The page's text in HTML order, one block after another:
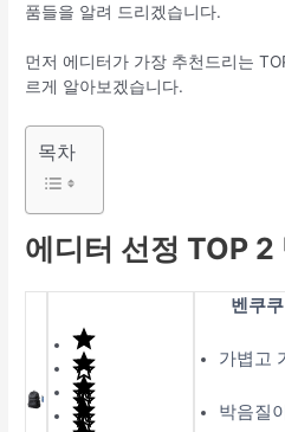
품들을 알려 드리겠습니다.
먼저 에디터가 가장 추천드리는
르게 알아보겠습니다.
목차
에디터 선정 TOP 2
벤쿠
가볍고
박음질